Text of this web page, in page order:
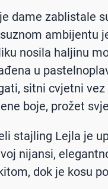
dame zablistale
ambijentu
nosila haljinu
u
sitni cvjetni
boje, prožet
stajling Lejla je
nijansi,
dok je kosu